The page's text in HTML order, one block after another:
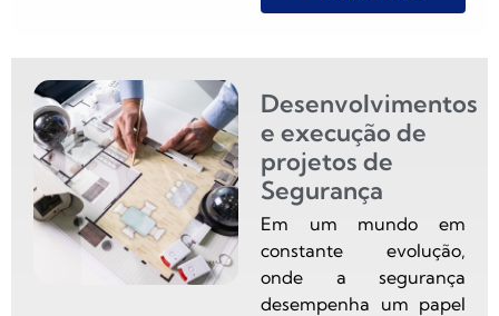
Desenvolvimentos
e execução de
projetos de
Segurança
Em um mundo em
constante evolução,
onde a segurança
desempenha um papel